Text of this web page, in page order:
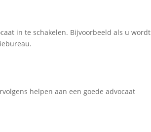
in te schakelen. Bijvoorbeeld als u wordt
helpen aan een goede advocaat